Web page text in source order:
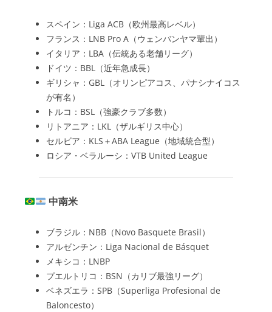
スペイン：Liga ACB（欧州最高レベル）
フランス：LNB Pro A（ウェンバンヤマ輩出）
イタリア：LBA（伝統ある老舗リーグ）
ドイツ：BBL（近年急成長）
ギリシャ：GBL（オリンピアコス、パナシナイコス
が有名）
トルコ：BSL（強豪クラブ多数）
リトアニア：LKL（ザルギリス中心）
セルビア：KLS＋ABA League（地域統合型）
ロシア・ベラルーシ：VTB United League
中南米
ブラジル：NBB（Novo Basquete Brasil）
アルゼンチン：Liga Nacional de Básquet
メキシコ：LNBP
プエルトリコ：BSN（カリブ最強リーグ）
ベネズエラ：SPB（Superliga Profesional de
Baloncesto）